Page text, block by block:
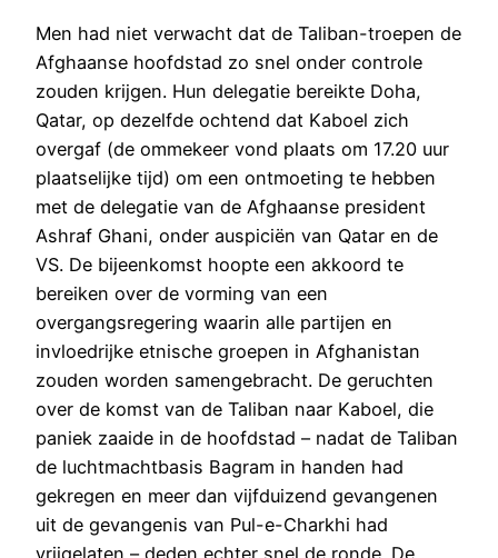
Men had niet verwacht dat de Taliban-troepen de
Afghaanse hoofdstad zo snel onder controle
zouden krijgen. Hun delegatie bereikte Doha,
Qatar, op dezelfde ochtend dat Kaboel zich
overgaf (de ommekeer vond plaats om 17.20 uur
plaatselijke tijd) om een ontmoeting te hebben
met de delegatie van de Afghaanse president
Ashraf Ghani, onder auspiciën van Qatar en de
VS. De bijeenkomst hoopte een akkoord te
bereiken over de vorming van een
overgangsregering waarin alle partijen en
invloedrijke etnische groepen in Afghanistan
zouden worden samengebracht. De geruchten
over de komst van de Taliban naar Kaboel, die
paniek zaaide in de hoofdstad – nadat de Taliban
de luchtmachtbasis Bagram in handen had
gekregen en meer dan vijfduizend gevangenen
uit de gevangenis van Pul-e-Charkhi had